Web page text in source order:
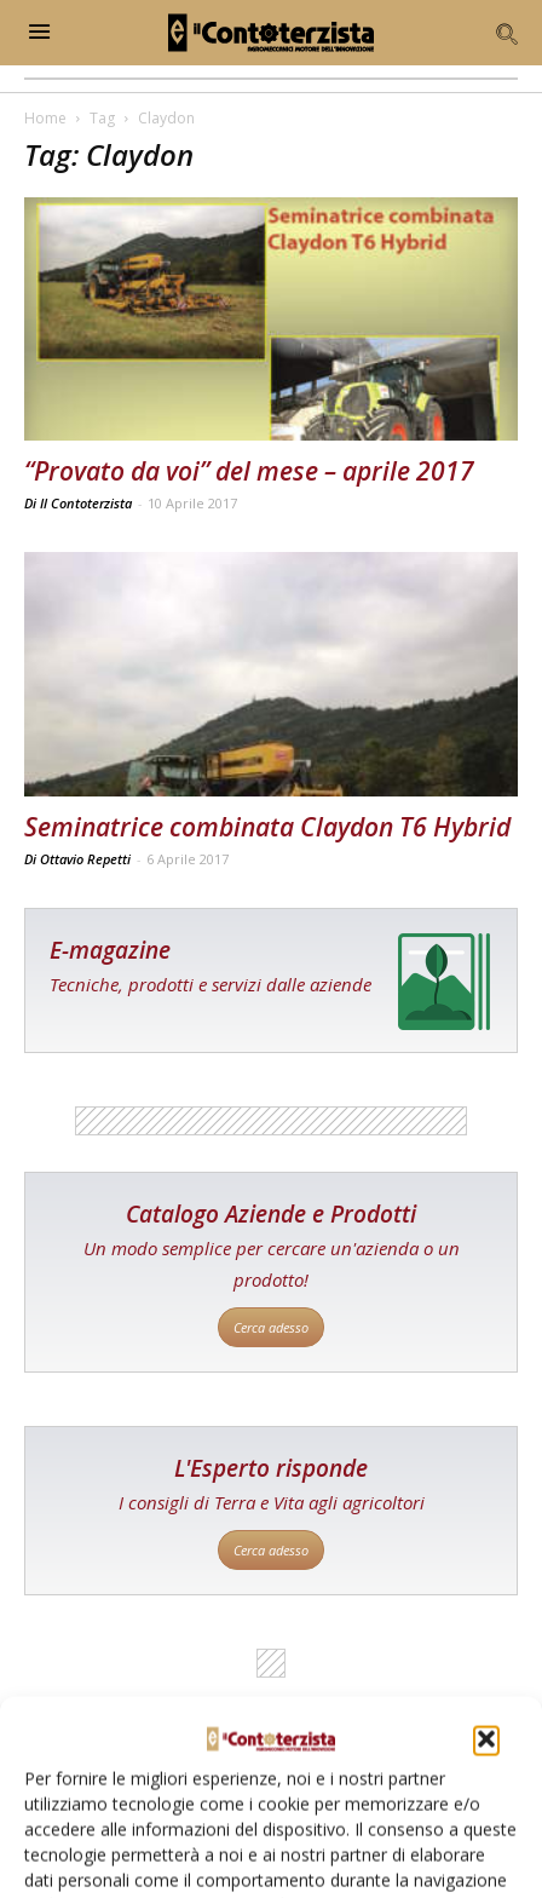
Per fornire le migliori esperienze, noi e i nostri partner
utilizziamo tecnologie come i cookie per memorizzare e/o
accedere alle informazioni del dispositivo. Il consenso a queste
tecnologie permetterà a noi e ai nostri partner di elaborare
dati personali come il comportamento durante la navigazione
Home Tag Claydon
Tag: Claydon
“Provato da voi” del mese – aprile 2017
Di Il Contoterzista - 10 Aprile 2017
Seminatrice combinata Claydon T6 Hybrid
Di Ottavio Repetti - 6 Aprile 2017
E-magazine
Tecniche, prodotti e servizi dalle aziende
Catalogo Aziende e Prodotti
Un modo semplice per cercare un'azienda o un
prodotto!
Cerca adesso
L'Esperto risponde
I consigli di Terra e Vita agli agricoltori
Cerca adesso
Rimani aggiornato sul mondo